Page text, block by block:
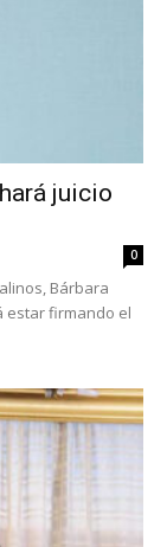
juicio
0
Bárbara
estar firmando el